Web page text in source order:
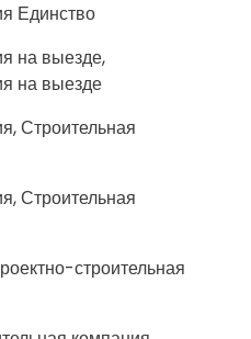
Единство
на выезде,
на выезде
Строительная
Строительная
строительная